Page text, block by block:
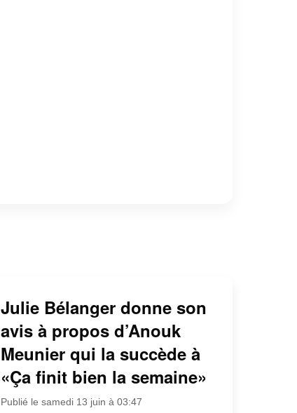
Julie Bélanger donne son
avis à propos d’Anouk
Meunier qui la succède à
«Ça finit bien la semaine»
Publié le samedi 13 juin à 03:47